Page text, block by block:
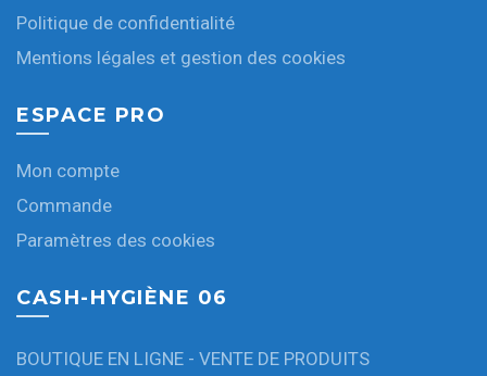
Politique de confidentialité
Mentions légales et gestion des cookies
ESPACE PRO
Mon compte
Commande
Paramètres des cookies
CASH-HYGIÈNE 06
BOUTIQUE EN LIGNE - VENTE DE PRODUITS